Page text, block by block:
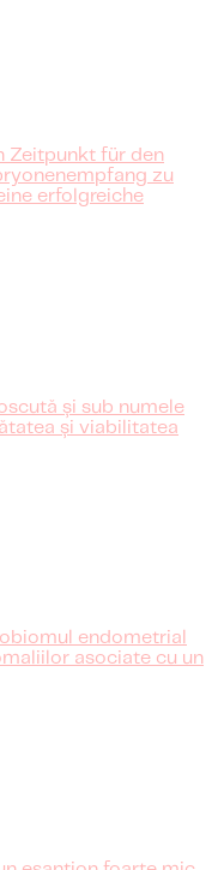
Zeitpunkt für den
zu
erfolgreiche
și sub numele
și viabilitatea
endometrial
asociate cu un